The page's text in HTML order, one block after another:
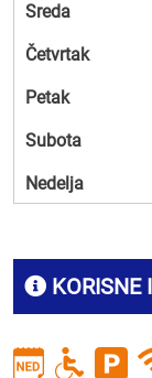
KORISNE
Sreda
Četvrtak
Petak
Subota
Nedelja